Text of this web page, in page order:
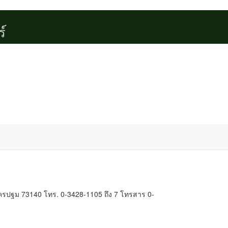
ม 73140 โทร. 0-3428-1105 ถึง 7 โทรสาร 0-